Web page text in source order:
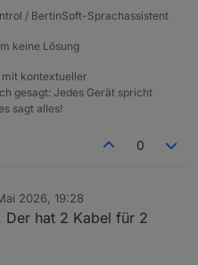
/ BertinSoft-Sprachassistent
keine Lösung
kontextueller
gesagt: Jedes Gerät spricht
sagt alles!
0
2026, 19:28
Der hat 2 Kabel für 2